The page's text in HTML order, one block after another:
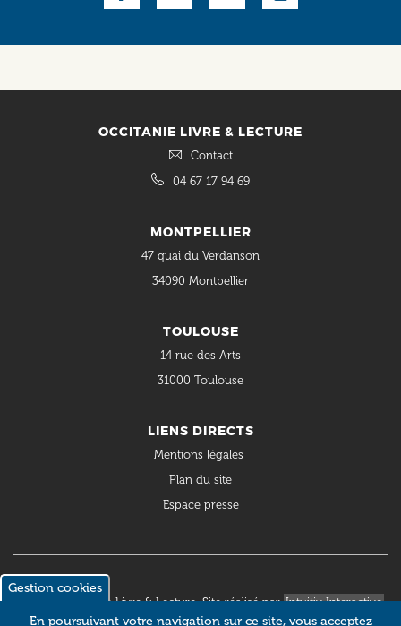
OCCITANIE LIVRE & LECTURE
Contact
04 67 17 94 69
MONTPELLIER
47 quai du Verdanson
34090 Montpellier
TOULOUSE
14 rue des Arts
31000 Toulouse
LIENS DIRECTS
Mentions légales
Plan du site
Espace presse
© 2018 Occitanie Livre & Lecture. Site réalisé parIntuitiv Interactive
Gestion cookies
En poursuivant votre navigation sur ce site, vous acceptez